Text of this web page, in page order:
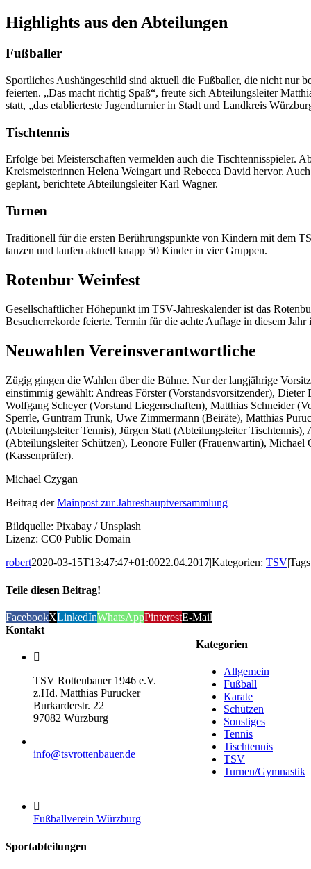
Highlights aus den Abteilungen
Fußballer
Sportliches Aushängeschild sind aktuell die Fußballer, die nicht nur
feierten. „Das macht richtig Spaß“, freute sich Abteilungsleiter
statt, „das etablierteste Jugendturnier in Stadt und Landkreis
Tischtennis
Erfolge bei Meisterschaften vermelden auch die Tischtennisspieler.
Kreismeisterinnen Helena Weingart und Rebecca David hervor.
geplant, berichtete Abteilungsleiter Karl Wagner.
Turnen
Traditionell für die ersten Berührungspunkte von Kindern mit dem
tanzen und laufen aktuell knapp 50 Kinder in vier Gruppen.
Rotenbur Weinfest
Gesellschaftlicher Höhepunkt im TSV­-Jahreskalender ist das
Besucherrekorde feierte. Termin für die achte Auflage in diesem Jahr
Neuwahlen Vereinsverantwortliche
Zügig gingen die Wahlen über die Bühne. Nur der langjährige
einstimmig gewählt: Andreas Förster (Vorstandsvorsitzender),
Wolfgang Scheyer (Vorstand Liegenschaften), Matthias Schneider
Sperrle, Guntram Trunk, Uwe Zimmermann (Beiräte), Matthias
(Abteilungsleiter Tennis), Jürgen Statt (Abteilungsleiter
(Abteilungsleiter Schützen), Leonore Füller (Frauenwartin),
(Kassenprüfer).
Michael Czygan
Beitrag derMainpost zur Jahreshauptversammlung
Bildquelle: Pixabay / Unsplash
Lizenz: CC0 Public Domain
robert2020-03-15T13:47:47+01:0022.04.2017|Kategorien: TSV|
Teile diesen Beitrag!
FacebookXLinkedInWhatsAppPinterestE-Mail
Kategorien
Allgemein
Fußball
Karate
Schützen
Sonstiges
Tennis
Tischtennis
TSV
Turnen/Gymnastik
Kontakt
TSV Rottenbauer 1946 e.V.
z.Hd. Matthias Purucker
Burkarderstr. 22
97082 Würzburg
info@tsvrottenbauer.de
Fußballverein Würzburg
Sportabteilungen